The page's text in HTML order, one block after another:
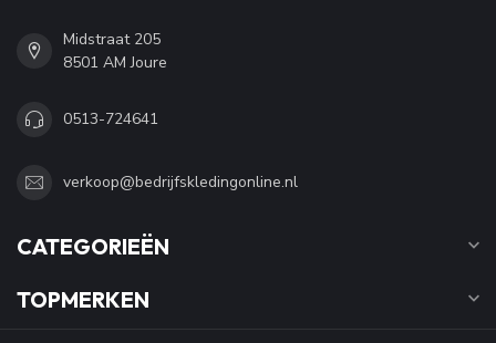
Midstraat 205
8501 AM Joure
0513-724641
verkoop@bedrijfskledingonline.nl
CATEGORIEËN
TOPMERKEN